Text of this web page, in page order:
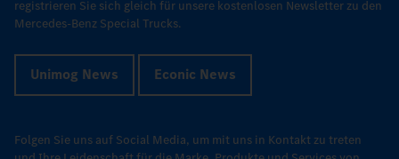
registrieren Sie sich gleich für unsere kostenlosen Newsletter zu den
Mercedes-Benz Special Trucks.
Unimog News Econic News
Folgen Sie uns auf Social Media, um mit uns in Kontakt zu treten